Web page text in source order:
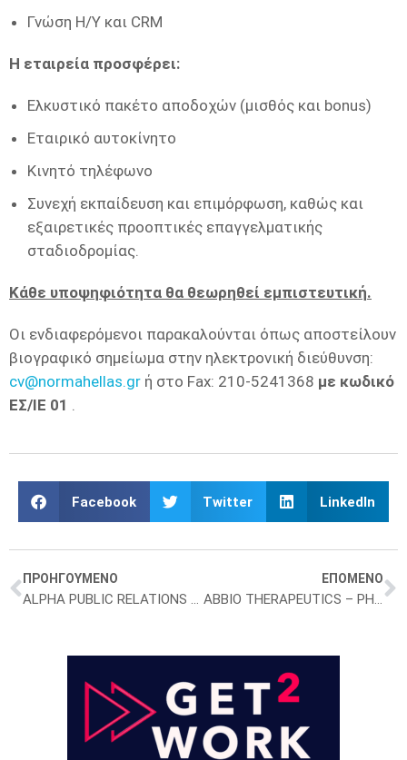
Γνώση Η/Υ και CRM
Η εταιρεία προσφέρει:
Ελκυστικό πακέτο αποδοχών (μισθός και bonus)
Εταιρικό αυτοκίνητο
Κινητό τηλέφωνο
Συνεχή εκπαίδευση και επιμόρφωση, καθώς και
εξαιρετικές προοπτικές επαγγελματικής
σταδιοδρομίας.
Κάθε υποψηφιότητα θα θεωρηθεί εμπιστευτική.
Οι ενδιαφερόμενοι παρακαλούνται όπως αποστείλουν
βιογραφικό σημείωμα στην ηλεκτρονική διεύθυνση:
cv@normahellas.gr ή στο Fax: 210-5241368 με κωδικό
ΕΣ/ΙΕ 01 .
Facebook Twitter LinkedIn
ΠΡΟΗΓΟΥΜΕΝΟ
ALPHA PUBLIC RELATIONS – ΠΡΟΪΣΤΑΜΕΝΟΣ/Η ΙΑΤΡΙΚΗΣ ΕΝΗΜΕΡΩΣΗΣ – ΑΤΤΙΚΗ
ΕΠΟΜΕΝΟ
ABBIO THERAPEUTICS – PHARMACIST – ATHENS